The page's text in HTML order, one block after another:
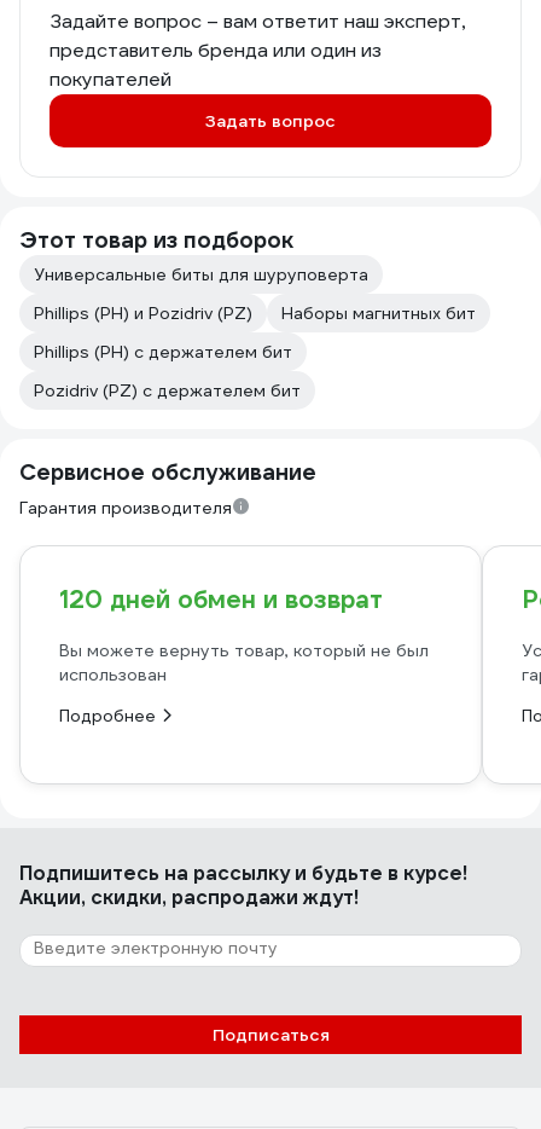
Задайте вопрос – вам ответит наш эксперт,
представитель бренда или один из
покупателей
Задать вопрос
Этот товар из подборок
Универсальные биты для шуруповерта
Phillips (PH) и Pozidriv (PZ)
Наборы магнитных бит
Phillips (PH) с держателем бит
Pozidriv (PZ) с держателем бит
Сервисное обслуживание
Гарантия производителя
120 дней обмен и возврат
Вы можете вернуть товар, который не был
использован
Подробнее
Подпишитесь на рассылкуи будьте в курсе!
Акции, скидки, распродажи ждут!
Подписаться